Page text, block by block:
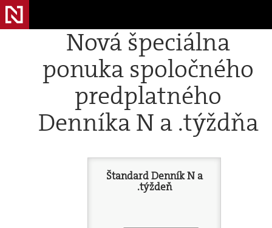
Nová špeciálna
ponuka spoločného
predplatného
Denníka N a .týždňa
Štandard Denník N a
.týždeň